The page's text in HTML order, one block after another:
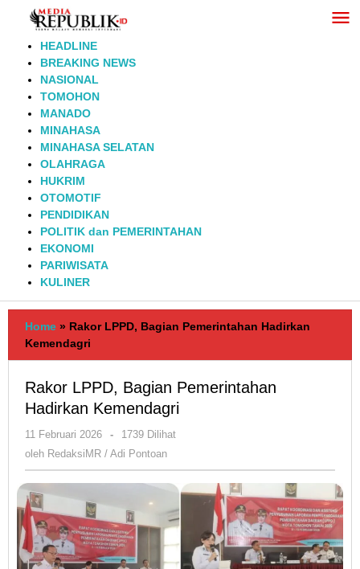
Lewati
HEADLINE
BREAKING NEWS
NASIONAL
TOMOHON
MANADO
MINAHASA
MINAHASA SELATAN
OLAHRAGA
HUKRIM
OTOMOTIF
PENDIDIKAN
POLITIK dan PEMERINTAHAN
EKONOMI
PARIWISATA
KULINER
Home » Rakor LPPD, Bagian Pemerintahan Hadirkan
Kemendagri
Rakor LPPD, Bagian Pemerintahan
Hadirkan Kemendagri
11 Februari 2026
oleh
RedaksiMR
-
1739 Dilihat
oleh RedaksiMR / Adi Pontoan